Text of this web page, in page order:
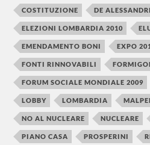
COSTITUZIONE DE ALESSANDRI
ELEZIONI LOMBARDIA 2010
EMENDAMENTO BONI EXPO
FONTI RINNOVABILI
FORUM SOCIALE MONDIALE 2009
LOBBY LOMBARDIA
NO AL NUCLEARE NUCLEARE
PIANO CASA PROSPERINI